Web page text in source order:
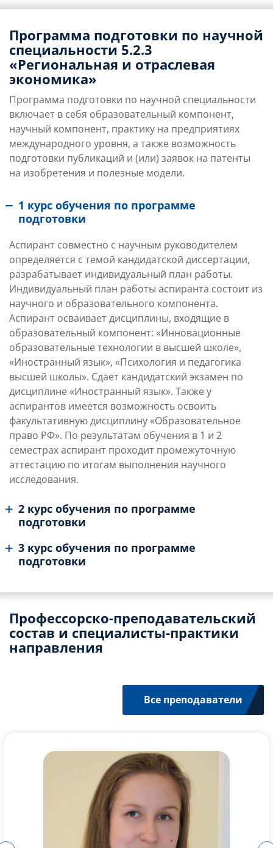
Программа подготовки по научной
специальности 5.2.3
«Региональная и отраслевая
экономика»
Программа подготовки по научной специальности
включает в себя образовательный компонент,
научный компонент, практику на предприятиях
международного уровня, а также возможность
подготовки публикаций и (или) заявок на патенты
на изобретения и полезные модели.
1 курс обучения по программе
подготовки
Аспирант совместно с научным руководителем
определяется с темой кандидатской диссертации,
разрабатывает индивидуальный план работы.
Индивидуальный план работы аспиранта состоит из
научного и образовательного компонента.
Аспирант осваивает дисциплины, входящие в
образовательный компонент: «Инновационные
образовательные технологии в высшей школе»,
«Иностранный язык», «Психология и педагогика
высшей школы». Сдает кандидатский экзамен по
дисциплине «Иностранный язык». Также у
аспирантов имеется возможность освоить
факультативную дисциплину «Образовательное
право РФ». По результатам обучения в 1 и 2
семестрах аспирант проходит промежуточную
аттестацию по итогам выполнения научного
исследования.
2 курс обучения по программе
подготовки
3 курс обучения по программе
подготовки
Профессорско-преподавательский
состав и специалисты-практики
направления
Все преподаватели